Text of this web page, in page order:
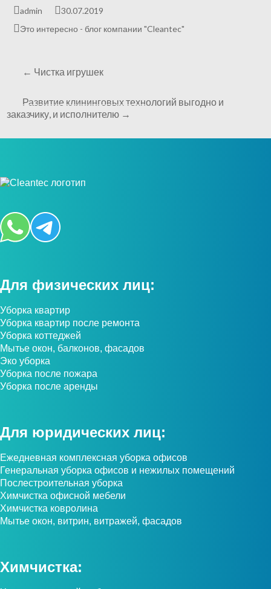
admin
30.07.2019
Это интересно - блог компании "Cleantec"
← Чистка игрушек
Развитие клининговых технологий выгодно и
заказчику, и исполнителю →
Для физических лиц:
Уборка квартир
Уборка квартир после ремонта
Уборка коттеджей
Мытье окон, балконов, фасадов
Эко уборка
Уборка после пожара
Уборка после аренды
Для юридических лиц:
Ежедневная комплексная уборка офисов
Генеральная уборка офисов и нежилых помещений
Послестроительная уборка
Химчистка офисной мебели
Химчистка ковролина
Мытье окон, витрин, витражей, фасадов
Химчистка: